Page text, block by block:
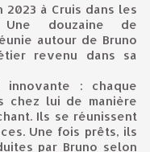
2023 à Cruis dans les
Une douzaine de
autour de Bruno
revenu dans sa
innovante : chaque
chez lui de manière
Ils se réunissent
Une fois prêts, ils
par Bruno selon